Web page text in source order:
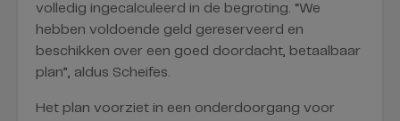
volledig ingecalculeerd in de begroting. “We
hebben voldoende geld gereserveerd en
beschikken over een goed doordacht, betaalbaar
plan”, aldus Scheifes.
Het plan voorziet in een onderdoorgang voor